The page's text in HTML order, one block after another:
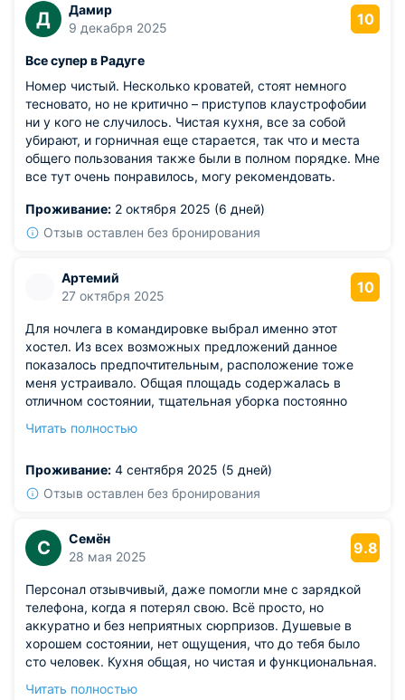
Д
Дамир
9 декабря 2025
10
Все супер в Радуге
Номер чистый. Несколько кроватей, стоят немного
тесновато, но не критично – приступов клаустрофобии
ни у кого не случилось. Чистая кухня, все за собой
убирают, и горничная еще старается, так что и места
общего пользования также были в полном порядке. Мне
все тут очень понравилось, могу рекомендовать.
Проживание: 2 октября 2025 (6 дней)
Отзыв оставлен без бронирования
Артемий
27 октября 2025
10
Для ночлега в командировке выбрал именно этот
хостел. Из всех возможных предложений данное
показалось предпочтительным, расположение тоже
меня устраивало. Общая площадь содержалась в
отличном состоянии, тщательная уборка постоянно
способствовала восстановлению сил, раздражителей
были малочисленные, вполне нормальные люди.
Сервис организованный грамотно, обслуживающий
Читать полностью
Проживание: 4 сентября 2025 (5 дней)
Отзыв оставлен без бронирования
С
Семён
28 мая 2025
9.8
Персонал отзывчивый, даже помогли мне с зарядкой
телефона, когда я потерял свою. Всё просто, но
аккуратно и без неприятных сюрпризов. Душевые в
хорошем состоянии, нет ощущения, что до тебя было
сто человек. Кухня общая, но чистая и функциональная.
Читать полностью